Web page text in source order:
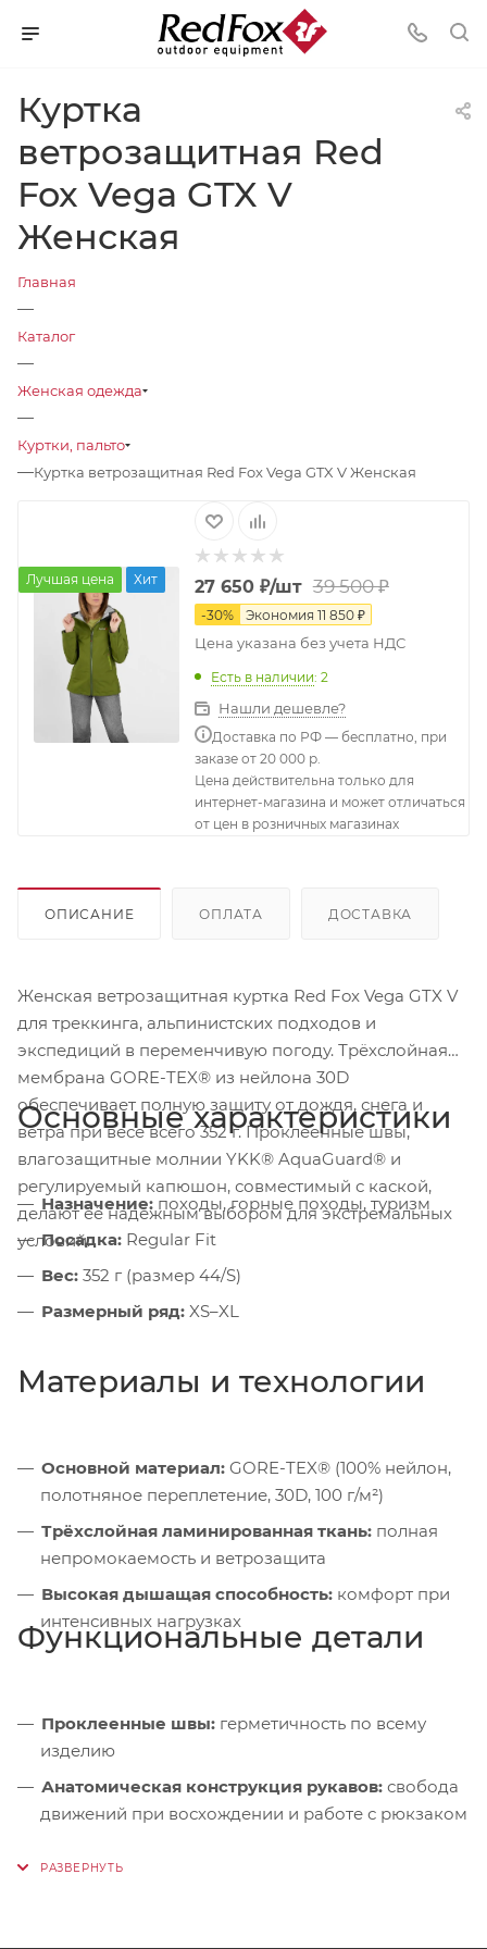
Куртка
ветрозащитная Red
Fox Vega GTX V
Женская
Главная
—
Каталог
—
Женская одежда
—
Куртки, пальто
—Куртка ветрозащитная Red Fox Vega GTX V Женская
Лучшая цена Хит 27 650₽/шт 39 500₽
-30% Экономия 11 850₽
Цена указана без учета НДС
Есть в наличии: 2
Нашли дешевле?
Доставка по РФ — бесплатно, при
заказе от 20 000 р.
Цена действительна только для
интернет-магазина и может отличаться
от цен в розничных магазинах
ОПИСАНИЕ ОПЛАТА ДОСТАВКА
Женская ветрозащитная куртка Red Fox Vega GTX V
для треккинга, альпинистских подходов и
экспедиций в переменчивую погоду. Трёхслойная
мембрана GORE-TEX® из нейлона 30D
обеспечивает полную защиту от дождя, снега и
ветра при весе всего 352 г. Проклеенные швы,
влагозащитные молнии YKK® AquaGuard® и
регулируемый капюшон, совместимый с каской,
делают её надёжным выбором для экстремальных
условий.
Основные характеристики
Назначение: походы, горные походы, туризм
Посадка: Regular Fit
Вес: 352 г (размер 44/S)
Размерный ряд: XS–XL
Материалы и технологии
Основной материал: GORE-TEX® (100% нейлон,
полотняное переплетение, 30D, 100 г/м²)
Трёхслойная ламинированная ткань: полная
непромокаемость и ветрозащита
Высокая дышащая способность: комфорт при
интенсивных нагрузках
Функциональные детали
Проклеенные швы: герметичность по всему
изделию
Анатомическая конструкция рукавов: свобода
движений при восхождении и работе с рюкзаком
защита от проникновения влаги